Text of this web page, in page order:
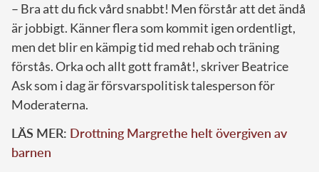
– Bra att du fick vård snabbt! Men förstår att det ändå
är jobbigt. Känner flera som kommit igen ordentligt,
men det blir en kämpig tid med rehab och träning
förstås. Orka och allt gott framåt!, skriver Beatrice
Ask som i dag är försvarspolitisk talesperson för
Moderaterna.
LÄS MER: Drottning Margrethe helt övergiven av
barnen